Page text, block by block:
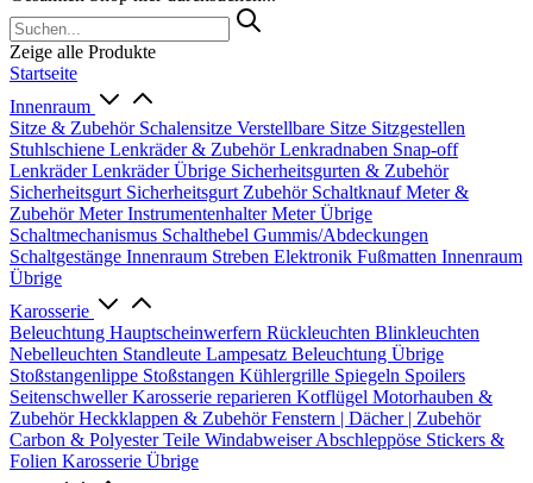
Zeige alle Produkte
Startseite
Innenraum
Sitze & Zubehör Schalensitze Verstellbare Sitze Sitzgestellen
Stuhlschiene Lenkräder & ZubehörLenkradnaben Snap-off
LenkräderLenkräder Übrige Sicherheitsgurten & Zubehör
Sicherheitsgurt Sicherheitsgurt Zubehör SchaltknaufMeter &
ZubehörMeterInstrumentenhalterMeter Übrige
Schaltmechanismus Schalthebel Gummis/Abdeckungen
Schaltgestänge Innenraum Streben Elektronik Fußmatten Innenraum
Übrige
Karosserie
Beleuchtung Hauptscheinwerfern Rückleuchten Blinkleuchten
Nebelleuchten Standleute Lampesatz Beleuchtung Übrige
Stoßstangenlippe Stoßstangen Kühlergrille Spiegeln Spoilers
SeitenschwellerKarosserie reparieren Kotflügel Motorhauben &
ZubehörHeckklappen & ZubehörFenstern | Dächer | Zubehör
Carbon & Polyester Teile WindabweiserAbschleppöse Stickers &
Folien Karosserie Übrige